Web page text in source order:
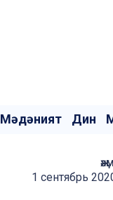
Мәдәният Дин
1 сентябрь